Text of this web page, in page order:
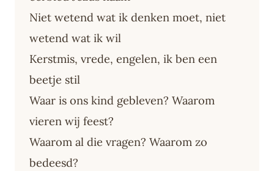
Niet wetend wat ik denken moet, niet
wetend wat ik wil
Kerstmis, vrede, engelen, ik ben een
beetje stil
Waar is ons kind gebleven? Waarom
vieren wij feest?
Waarom al die vragen? Waarom zo
bedeesd?